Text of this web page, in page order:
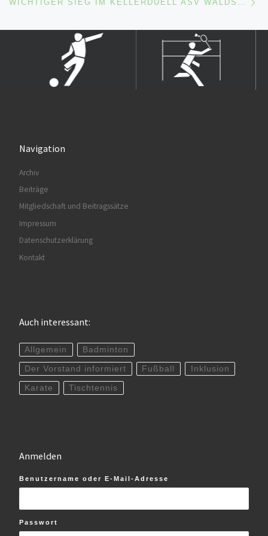
WICHTIGER SIEG IM KELLERDUELL ASV WALDSEE – TSG DEIDESHEIM II 3:0
Navigation
Archiv
Beiträge
Mitgliedschaft und Beitragssätze
Impressum
Datenschutzerklärung
Kontakt
Auch interessant:
Allgemein Badminton
Der Vorstand informiert Fußball Inklusion
Karate Tischtennis
Anmelden
Benutzername oder E-Mail-Adresse
Passwort